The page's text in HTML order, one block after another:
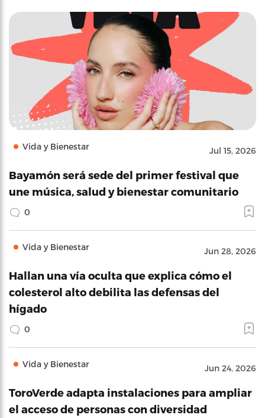
Vida y Bienestar Jul 15, 2026
Bayamón será sede del primer festival que
une música, salud y bienestar comunitario
0
Vida y Bienestar Jun 28, 2026
Hallan una vía oculta que explica cómo el
colesterol alto debilita las defensas del
hígado
0
Vida y Bienestar Jun 24, 2026
ToroVerde adapta instalaciones para ampliar
el acceso de personas con diversidad